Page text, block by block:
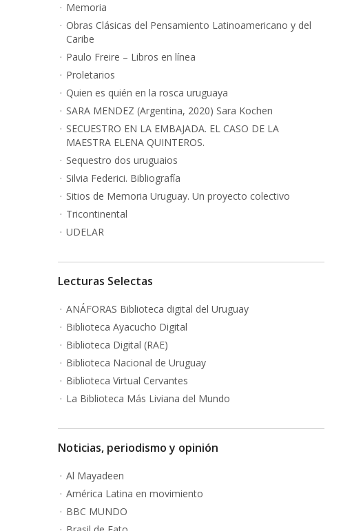
Memoria
Obras Clásicas del Pensamiento Latinoamericano y del
Caribe
Paulo Freire – Libros en línea
Proletarios
Quien es quién en la rosca uruguaya
SARA MENDEZ (Argentina, 2020) Sara Kochen
SECUESTRO EN LA EMBAJADA. EL CASO DE LA
MAESTRA ELENA QUINTEROS.
Sequestro dos uruguaios
Silvia Federici. Bibliografía
Sitios de Memoria Uruguay. Un proyecto colectivo
Tricontinental
UDELAR
Lecturas Selectas
ANÁFORAS Biblioteca digital del Uruguay
Biblioteca Ayacucho Digital
Biblioteca Digital (RAE)
Biblioteca Nacional de Uruguay
Biblioteca Virtual Cervantes
La Biblioteca Más Liviana del Mundo
Noticias, periodismo y opinión
Al Mayadeen
América Latina en movimiento
BBC MUNDO